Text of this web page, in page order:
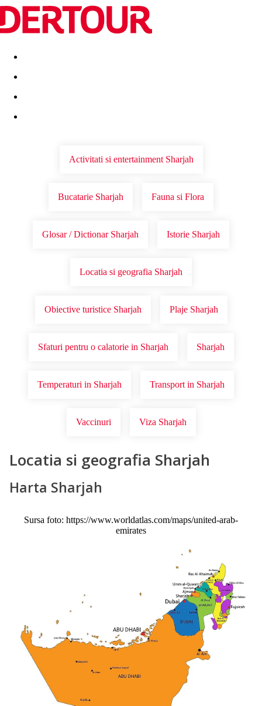
Destinatii Vacanta perfecta OFERTE DE NERATAT
Activitati si entertainment Sharjah
Bucatarie Sharjah Fauna si Flora
Glosar / Dictionar Sharjah Istorie Sharjah
Locatia si geografia Sharjah
Obiective turistice Sharjah Plaje Sharjah
Sfaturi pentru o calatorie in Sharjah Sharjah
Temperaturi in Sharjah Transport in Sharjah
Vaccinuri Viza Sharjah
Locatia si geografia Sharjah
Harta Sharjah
Sursa foto: https://www.worldatlas.com/maps/united-arab-
emirates